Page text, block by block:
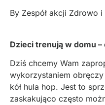
By Zespół akcji Zdrowo
Dzieci trenują w domu
Dziś chcemy Wam
wykorzystaniem
kół hula hop. Jest to
zaskakująco często